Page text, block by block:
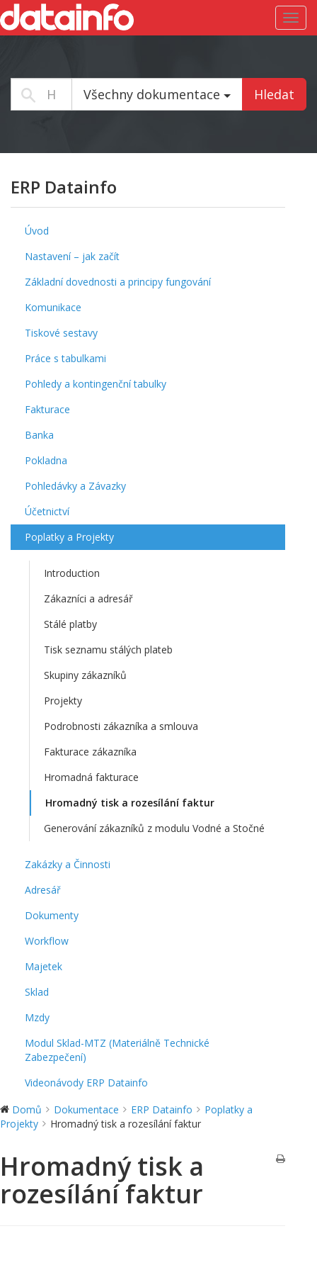
Všechny dokumentace Hledat
ERP Datainfo
Úvod
Nastavení – jak začít
Základní dovednosti a principy fungování
Komunikace
Tiskové sestavy
Práce s tabulkami
Pohledy a kontingenční tabulky
Fakturace
Banka
Pokladna
Pohledávky a Závazky
Účetnictví
Poplatky a Projekty
Introduction
Zákazníci a adresář
Stálé platby
Tisk seznamu stálých plateb
Skupiny zákazníků
Projekty
Podrobnosti zákazníka a smlouva
Fakturace zákazníka
Hromadná fakturace
Hromadný tisk a rozesílání faktur
Generování zákazníků z modulu Vodné a Stočné
Zakázky a Činnosti
Adresář
Dokumenty
Workflow
Majetek
Sklad
Mzdy
Modul Sklad-MTZ (Materiálně Technické
Zabezpečení)
Videonávody ERP Datainfo
Domů
Dokumentace ERP Datainfo
Poplatky a
Projekty
Hromadný tisk a rozesílání faktur
Hromadný tisk a
rozesílání faktur